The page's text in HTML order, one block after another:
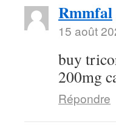
Rmmfal
15 août
buy
200mg
Répondre